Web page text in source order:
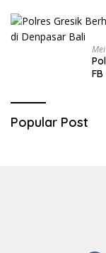
Popular Post